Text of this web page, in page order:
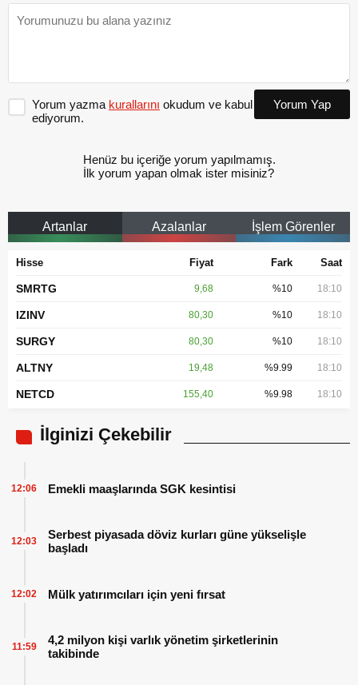
Yorum yazma kurallarını okudum ve kabul
ediyorum.
Yorum Yap
Henüz bu içeriğe yorum yapılmamış.
İlk yorum yapan olmak ister misiniz?
Artanlar Azalanlar İşlem Görenler
Hisse Fiyat Fark Saat
SMRTG 9,68 %10 18:10
IZINV 80,30 %10 18:10
SURGY 80,30 %10 18:10
ALTNY 19,48 %9.99 18:10
NETCD 155,40 %9.98 18:10
İlginizi Çekebilir
Emekli maaşlarında SGK kesintisi
12:06
Serbest piyasada döviz kurları güne yükselişle
başladı
12:03
Mülk yatırımcıları için yeni fırsat
12:02
4,2 milyon kişi varlık yönetim şirketlerinin
takibinde
11:59